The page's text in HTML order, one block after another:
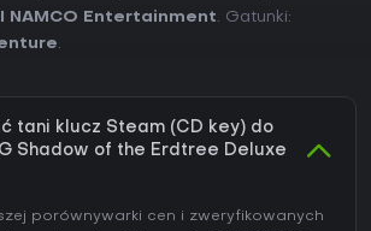
NAMCO Entertainment. Gatunki:
.
tani klucz Steam (CD key) do
Shadow of the Erdtree Deluxe
porównywarki cen i zweryfikowanych